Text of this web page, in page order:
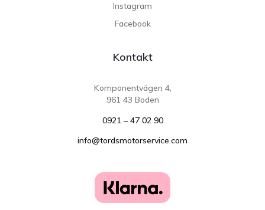
Instagram
Facebook
Kontakt
Komponentvägen 4,
961 43 Boden
0921 – 47 02 90
info@tordsmotorservice.com